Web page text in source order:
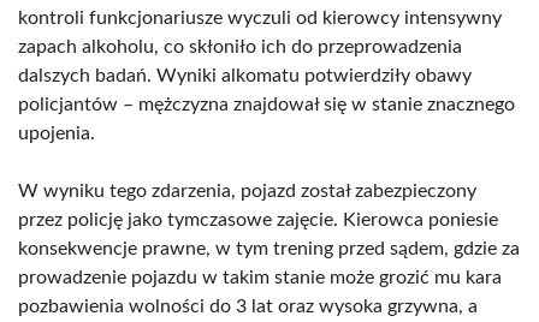
kontroli funkcjonariusze wyczuli od kierowcy intensywny
zapach alkoholu, co skłoniło ich do przeprowadzenia
dalszych badań. Wyniki alkomatu potwierdziły obawy
policjantów – mężczyzna znajdował się w stanie znacznego
upojenia.
W wyniku tego zdarzenia, pojazd został zabezpieczony
przez policję jako tymczasowe zajęcie. Kierowca poniesie
konsekwencje prawne, w tym trening przed sądem, gdzie za
prowadzenie pojazdu w takim stanie może grozić mu kara
pozbawienia wolności do 3 lat oraz wysoka grzywna, a